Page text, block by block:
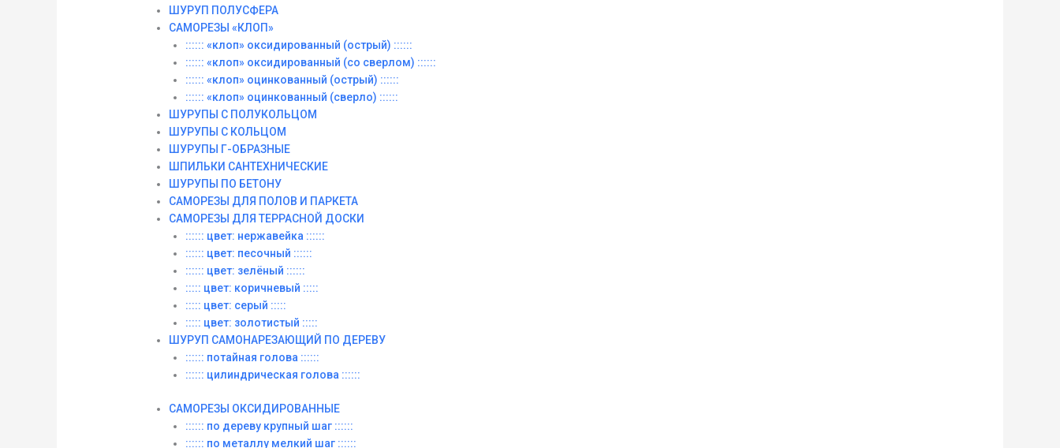
ШУРУП ПОЛУСФЕРА
САМОРЕЗЫ «КЛОП»
:::::: «клоп» оксидированный (острый) ::::::
:::::: «клоп» оксидированный (со сверлом) ::::::
:::::: «клоп» оцинкованный (острый) ::::::
:::::: «клоп» оцинкованный (сверло) ::::::
ШУРУПЫ С ПОЛУКОЛЬЦОМ
ШУРУПЫ С КОЛЬЦОМ
ШУРУПЫ Г-ОБРАЗНЫЕ
ШПИЛЬКИ САНТЕХНИЧЕСКИЕ
ШУРУПЫ ПО БЕТОНУ
САМОРЕЗЫ ДЛЯ ПОЛОВ И ПАРКЕТА
САМОРЕЗЫ ДЛЯ ТЕРРАСНОЙ ДОСКИ
:::::: цвет: нержавейка ::::::
:::::: цвет: песочный ::::::
:::::: цвет: зелёный ::::::
::::: цвет: коричневый :::::
::::: цвет: серый :::::
::::: цвет: золотистый :::::
ШУРУП САМОНАРЕЗАЮЩИЙ ПО ДЕРЕВУ
:::::: потайная голова ::::::
:::::: цилиндрическая голова ::::::
САМОРЕЗЫ ОКСИДИРОВАННЫЕ
:::::: по дереву крупный шаг ::::::
:::::: по металлу мелкий шаг ::::::